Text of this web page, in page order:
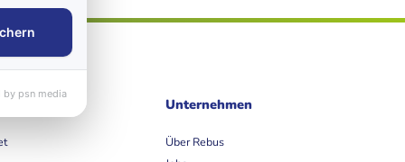
Unternehmen
Über Rebus
by psn media